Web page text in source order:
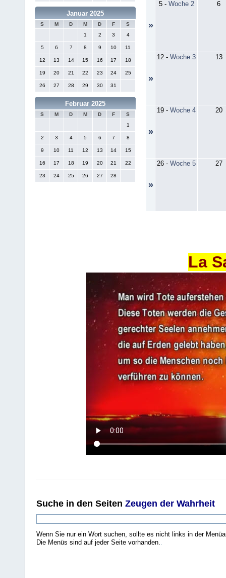
Januar 2025
S M D M D F
S
1
2 3 4
5 6 7 8 9 10 11
12 13 14 15 16 17 18
19 20 21 22 23 24 25
26 27 28 29 30 31
Februar 2025
S M D M D F
S
1
2 3 4 5 6 7 8
9 10 11 12 13 14 15
16 17 18 19 20 21 22
23 24 25 26 27 28
»
5- Woche 2 6
»
12 - Woche 3 13
»
19 - Woche 4 20
»
26 - Woche 5 27
La
Suche in den Seiten Zeugen der Wahrheit
Wenn Sie nur ein Wort suchen, sollte es nicht links in der
Die Menüs sind auf jeder Seite vorhanden.